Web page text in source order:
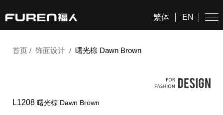
EN
繁体
首页/ 饰面设计/ 曙光棕 Dawn Brown
L1208 曙光棕 Dawn Brown